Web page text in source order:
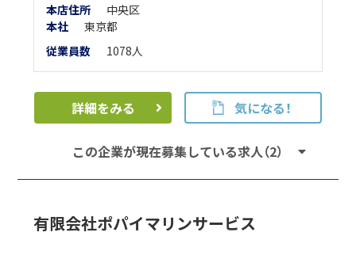
本店住所
中央区
本社
東京都
従業員数
1078人
詳細をみる 気になる！
この企業が現在募集している求人（2）
有限会社ポパイマリンサービス